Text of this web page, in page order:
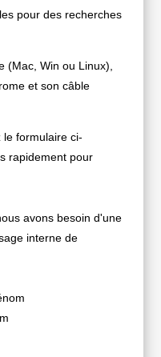
pour des recherches
(Mac, Win ou Linux),
et son câble
le formulaire ci-
rapidement pour
avons besoin d'une
interne de